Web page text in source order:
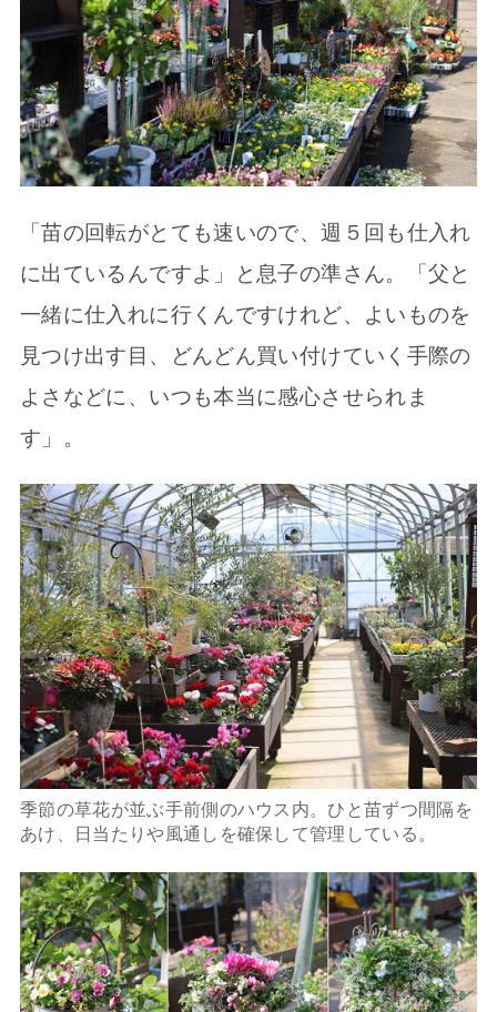
「苗の回転がとても速いので、週５回も仕入れ
に出ているんですよ」と息子の準さん。「父と
一緒に仕入れに行くんですけれど、よいものを
見つけ出す目、どんどん買い付けていく手際の
よさなどに、いつも本当に感心させられま
す」。
季節の草花が並ぶ手前側のハウス内。ひと苗ずつ間隔を
あけ、日当たりや風通しを確保して管理している。